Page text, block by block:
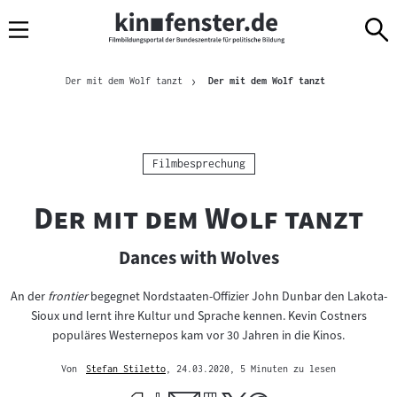
Navigation
zum
zur
Brotkrümelnavigation
Der mit dem Wolf tanzt Der mit dem Wolf tanztAktuelle Seite
Kategorie:
Filmbesprechung
"
Der mit dem Wolf tanzt"
Dances with Wolves
An der frontierbegegnet Nordstaaten-Offizier John Dunbar den Lakota-
Sioux und lernt ihre Kultur und Sprache kennen. Kevin Costners
populäres Westernepos kam vor 30 Jahren in die Kinos.
Von
Stefan Stiletto
zum
, 24.03.2020 , 5 Minuten zu lesen